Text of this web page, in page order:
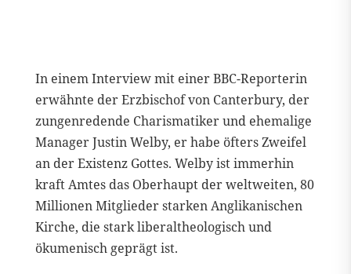
In einem Interview mit einer BBC-Reporterin
erwähnte der Erzbischof von Canterbury, der
zungenredende Charismatiker und ehemalige
Manager Justin Welby, er habe öfters Zweifel
an der Existenz Gottes. Welby ist immerhin
kraft Amtes das Oberhaupt der weltweiten, 80
Millionen Mitglieder starken Anglikanischen
Kirche, die stark liberaltheologisch und
ökumenisch geprägt ist.